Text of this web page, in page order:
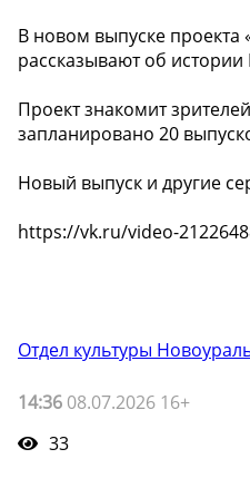
В новом выпуске проекта
рассказывают об
Проект знакомит
запланировано 20
Новый выпуск и другие
https://vk.ru/video-
Отдел культуры
14:36 08.07.2026 16+
33